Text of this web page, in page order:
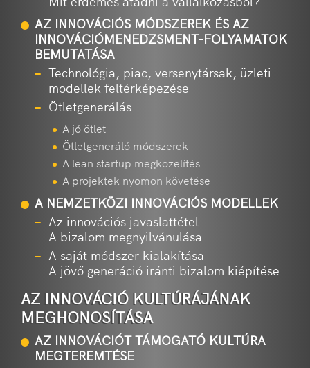
AZ INNOVÁCIÓS MÓDSZEREK ÉS AZ
INNOVÁCIÓMENEDZSMENT-FOLYAMATOK
BEMUTATÁSA
Technológia, piac, versenytársak, üzleti
modellek feltérképezése
Ötletgenerálás
A jó ötlet
Ötletgeneráló módszerek
A lean startup megközelítés
A projektek nyomon követése
A NEMZETKÖZI INNOVÁCIÓS MODELLEK
Az innovációs javaslattétel
A bizalom megnyilvánulása
A saját módszer kialakítása
A jövő generáció iránti bizalom kiépítése
AZ INNOVÁCIÓ KULTÚRÁJÁNAK
MEGHONOSÍTÁSA
AZ INNOVÁCIÓT TÁMOGATÓ KULTÚRA
MEGTEREMTÉSE